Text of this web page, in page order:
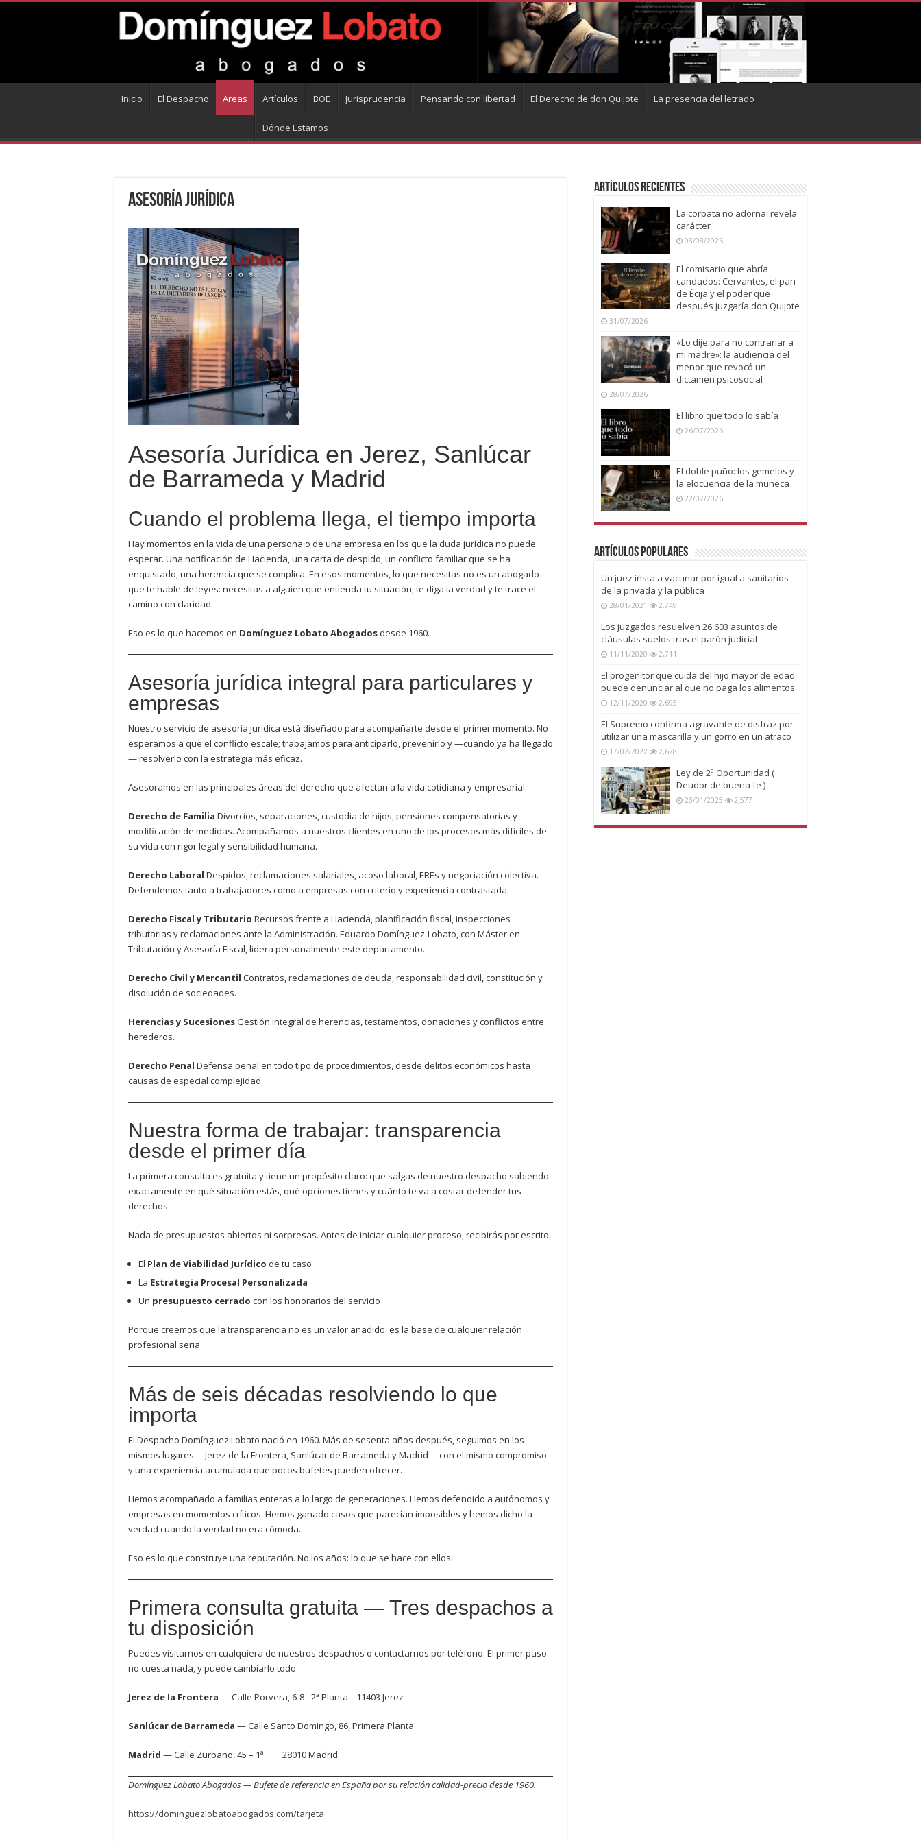
Inicio El Despacho Areas Artículos BOE Jurisprudencia Pensando con libertad El Derecho de don Quijote La presencia del letrado
Dónde Estamos
Asesoría Jurídica
Asesoría Jurídica en Jerez, Sanlúcar
de Barrameda y Madrid
Cuando el problema llega, el tiempo importa
Hay momentos en la vida de una persona o de una empresa en los que la duda jurídica no puede
esperar. Una notificación de Hacienda, una carta de despido, un conflicto familiar que se ha
enquistado, una herencia que se complica. En esos momentos, lo que necesitas no es un abogado
que te hable de leyes: necesitas a alguien que entienda tu situación, te diga la verdad y te trace el
camino con claridad.
Eso es lo que hacemos en Domínguez Lobato Abogados desde 1960.
Asesoría jurídica integral para particulares y
empresas
Nuestro servicio de asesoría jurídica está diseñado para acompañarte desde el primer momento. No
esperamos a que el conflicto escale; trabajamos para anticiparlo, prevenirlo y —cuando ya ha llegado
— resolverlo con la estrategia más eficaz.
Asesoramos en las principales áreas del derecho que afectan a la vida cotidiana y empresarial:
Derecho de Familia Divorcios, separaciones, custodia de hijos, pensiones compensatorias y
modificación de medidas. Acompañamos a nuestros clientes en uno de los procesos más difíciles de
su vida con rigor legal y sensibilidad humana.
Derecho Laboral Despidos, reclamaciones salariales, acoso laboral, EREs y negociación colectiva.
Defendemos tanto a trabajadores como a empresas con criterio y experiencia contrastada.
Derecho Fiscal y Tributario Recursos frente a Hacienda, planificación fiscal, inspecciones
tributarias y reclamaciones ante la Administración. Eduardo Domínguez-Lobato, con Máster en
Tributación y Asesoría Fiscal, lidera personalmente este departamento.
Derecho Civil y Mercantil Contratos, reclamaciones de deuda, responsabilidad civil, constitución y
disolución de sociedades.
Herencias y SucesionesGestión integral de herencias, testamentos, donaciones y conflictos entre
herederos.
Derecho Penal Defensa penal en todo tipo de procedimientos, desde delitos económicos hasta
causas de especial complejidad.
Nuestra forma de trabajar: transparencia
desde el primer día
La primera consulta es gratuita y tiene un propósito claro: que salgas de nuestro despacho sabiendo
exactamente en qué situación estás, qué opciones tienes y cuánto te va a costar defender tus
derechos.
Nada de presupuestos abiertos ni sorpresas. Antes de iniciar cualquier proceso, recibirás por escrito:
El Plan de Viabilidad Jurídico de tu caso
La Estrategia Procesal Personalizada
Un presupuesto cerrado con los honorarios del servicio
Porque creemos que la transparencia no es un valor añadido: es la base de cualquier relación
profesional seria.
Más de seis décadas resolviendo lo que
importa
El Despacho Domínguez Lobato nació en 1960. Más de sesenta años después, seguimos en los
mismos lugares —Jerez de la Frontera, Sanlúcar de Barrameda y Madrid— con el mismo compromiso
y una experiencia acumulada que pocos bufetes pueden ofrecer.
Hemos acompañado a familias enteras a lo largo de generaciones. Hemos defendido a autónomos y
empresas en momentos críticos. Hemos ganado casos que parecían imposibles y hemos dicho la
verdad cuando la verdad no era cómoda.
Eso es lo que construye una reputación. No los años: lo que se hace con ellos.
Primera consulta gratuita — Tres despachos a
tu disposición
Puedes visitarnos en cualquiera de nuestros despachos o contactarnos por teléfono. El primer paso
no cuesta nada, y puede cambiarlo todo.
Jerez de la Frontera — Calle Porvera, 6-8 -2ª Planta 11403 Jerez
Sanlúcar de Barrameda — Calle Santo Domingo, 86, Primera Planta ·
Madrid — Calle Zurbano, 45 – 1ª 28010 Madrid
Domínguez Lobato Abogados — Bufete de referencia en España por su relación calidad-precio desde 1960.
https://dominguezlobatoabogados.com/tarjeta
Artículos recientes
La corbata no adorna: revela
carácter
03/08/2026
El comisario que abría
candados: Cervantes, el pan
de Écija y el poder que
después juzgaría don Quijote
31/07/2026
«Lo dije para no contrariar a
mi madre»: la audiencia del
menor que revocó un
dictamen psicosocial
28/07/2026
El libro que todo lo sabía
26/07/2026
El doble puño: los gemelos y
la elocuencia de la muñeca
22/07/2026
Artículos Populares
Un juez insta a vacunar por igual a sanitarios
de la privada y la pública
28/01/2021 2,749
Los juzgados resuelven 26.603 asuntos de
cláusulas suelos tras el parón judicial
11/11/2020 2,711
El progenitor que cuida del hijo mayor de edad
puede denunciar al que no paga los alimentos
12/11/2020 2,695
El Supremo confirma agravante de disfraz por
utilizar una mascarilla y un gorro en un atraco
17/02/2022 2,628
Ley de 2ª Oportunidad (
Deudor de buena fe )
23/01/2025 2,577